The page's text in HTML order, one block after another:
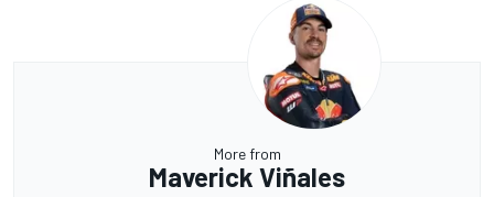
More from
Maverick Viñales